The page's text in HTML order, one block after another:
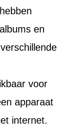
en
voor
apparaat
internet.